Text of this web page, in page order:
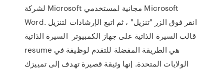
لشركة Microsoft مجانية لمستخدمي Microsoft
Word. انقر فوق الزر "تنزيل" ، ثم اتبع الإرشادات لتنزيل
قالب السيرة الذاتية على جهاز الكمبيوتر السيرة الذاتية
resume هي الطريقة المفضلة للتقدم لوظيفة في
الولايات المتحدة. إنها وثيقة قصيرة تهدف إلى تمييزك